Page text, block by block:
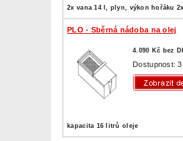
2x vana 14 l, plyn, výkon hořáku
PLO - Sběrná nádoba na olej
4.090 Kč bez
Dostupnost:
kapacita 16 litrů oleje